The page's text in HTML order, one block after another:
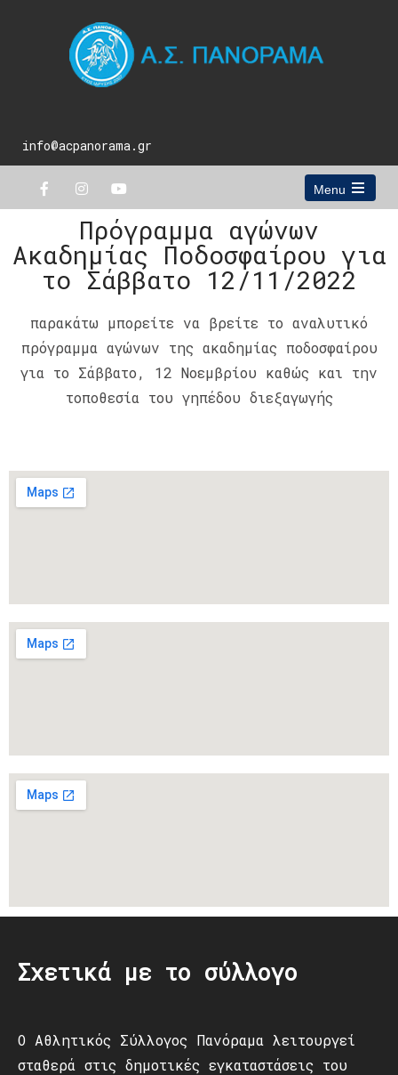
info@acpanorama.gr
Menu
Πρόγραμμα αγώνων
Ακαδημίας Ποδοσφαίρου για
το Σάββατο 12/11/2022
παρακάτω μπορείτε να βρείτε το αναλυτικό
πρόγραμμα αγώνων της ακαδημίας ποδοσφαίρου
για το Σάββατο, 12 Νοεμβρίου καθώς και την
τοποθεσία του γηπέδου διεξαγωγής
Σχετικά με το σύλλογο
Ο Αθλητικός Σύλλογος Πανόραμα λειτουργεί
σταθερά στις δημοτικές εγκαταστάσεις του